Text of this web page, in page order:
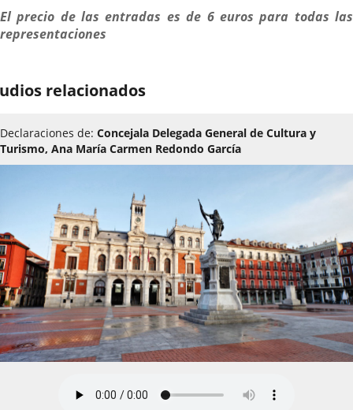
El precio de las entradas es de 6 euros para todas las
representaciones
relacionados
Declaraciones de: Concejala Delegada General de Cultura y
Turismo, Ana María Carmen Redondo García